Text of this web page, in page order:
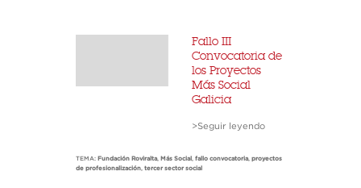
Fallo III
Convocatoria de
los Proyectos
Más Social
Galicia
>Seguir leyendo
TEMA: Fundación Roviralta, Más Social , fallo convocatoria, proyectos
de profesionalización, tercer sector social